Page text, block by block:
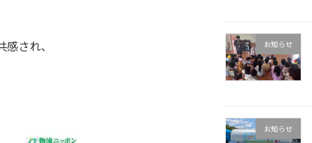
され、
お知らせ
お知らせ